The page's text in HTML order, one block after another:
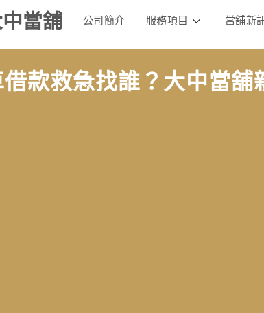
當舖 公司簡介 服務項目 當舖新
款救急找誰？大中當舖